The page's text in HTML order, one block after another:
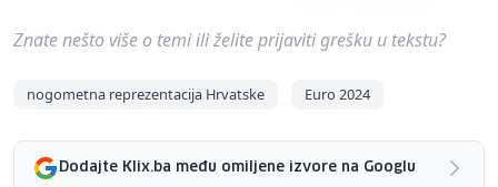
Znate nešto više o temi ili želite prijaviti grešku u tekstu?
nogometna reprezentacija Hrvatske Euro 2024
Dodajte Klix.ba među omiljene izvore na Googlu